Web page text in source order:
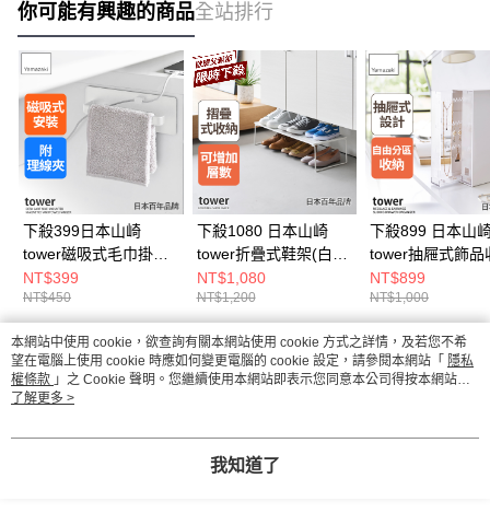
你可能有興趣的商品全站排行
下殺399日本山崎
tower磁吸式毛巾掛架
(白)/桌邊收納/磁吸收
納架/磁吸掛架
NT$399
NT$450
下殺1080 日本山崎
tower折疊式鞋架(白)/
玄關鞋架/室內鞋架/折
疊鞋架
NT$1,080
NT$1,200
下殺899 日本山
tower抽屜式飾品
架(白)/抽屜式飾
納/桌面飾品收納/
台收納
NT$899
NT$1,000
熱門標籤
本網站中使用 cookie，欲查詢有關本網站使用 cookie 方式之詳情，及若您不希
望在電腦上使用 cookie 時應如何變更電腦的 cookie 設定，請參閱本網站「 隱私
權條款 」之 Cookie 聲明。您繼續使用本網站即表示您同意本公司得按本網站使
用條款之 Cookie 聲明使用 cookie。
了解更多 >
我知道了